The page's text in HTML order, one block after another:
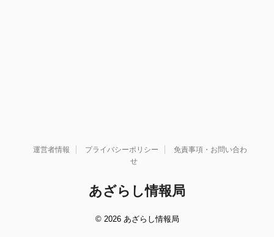
運営者情報 プライバシーポリシー
免責事項・お問い合わ
せ
あざらし情報局
© 2026 あざらし情報局